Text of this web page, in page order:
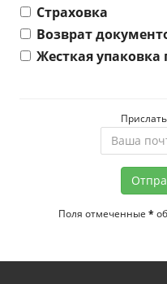
Страховка
Возврат
Жесткая упаковка
Поля отмеченные *